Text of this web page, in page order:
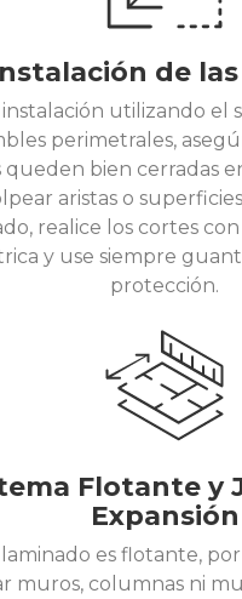
de
instalación utilizando el
perimetrales,
queden bien cerradas
aristas o
realice los cortes
y use siempre
protección.
Flotante y
Expansión
laminado es flotante,
muros, columnas ni